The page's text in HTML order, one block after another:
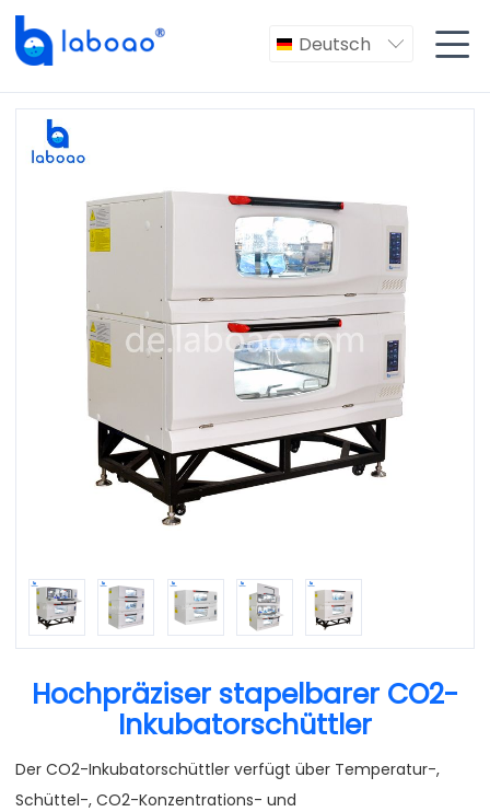
Deutsch  
Hochpräziser stapelbarer CO2-
Inkubatorschüttler
Der CO2-Inkubatorschüttler verfügt über Temperatur-,
Schüttel-, CO2-Konzentrations- und